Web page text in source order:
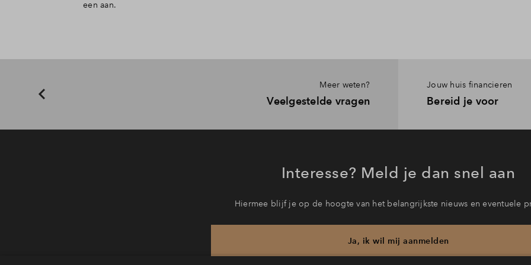
een aan.
Meer weten?
Veelgestelde vragen
Jouw huis financieren
Bereid je voor
Interesse? Meld je dan snel aan
Hiermee blijf je op de hoogte van het belangrijkste nieuws en eventuele
Ja, ik wil mij aanmelden